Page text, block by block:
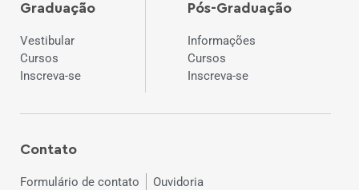
Graduação
Vestibular
Cursos
Inscreva-se
Pós-Graduação
Informações
Cursos
Inscreva-se
Contato
Formulário de contato Ouvidoria